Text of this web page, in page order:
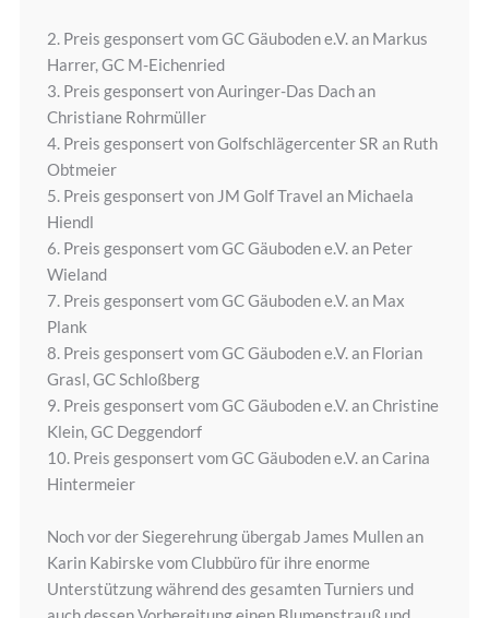
2. Preis gesponsert vom GC Gäuboden e.V. an Markus
Harrer, GC M-Eichenried
3. Preis gesponsert von Auringer-Das Dach an
Christiane Rohrmüller
4. Preis gesponsert von Golfschlägercenter SR an Ruth
Obtmeier
5. Preis gesponsert von JM Golf Travel an Michaela
Hiendl
6. Preis gesponsert vom GC Gäuboden e.V. an Peter
Wieland
7. Preis gesponsert vom GC Gäuboden e.V. an Max
Plank
8. Preis gesponsert vom GC Gäuboden e.V. an Florian
Grasl, GC Schloßberg
9. Preis gesponsert vom GC Gäuboden e.V. an Christine
Klein, GC Deggendorf
10. Preis gesponsert vom GC Gäuboden e.V. an Carina
Hintermeier
Noch vor der Siegerehrung übergab James Mullen an
Karin Kabirske vom Clubbüro für ihre enorme
Unterstützung während des gesamten Turniers und